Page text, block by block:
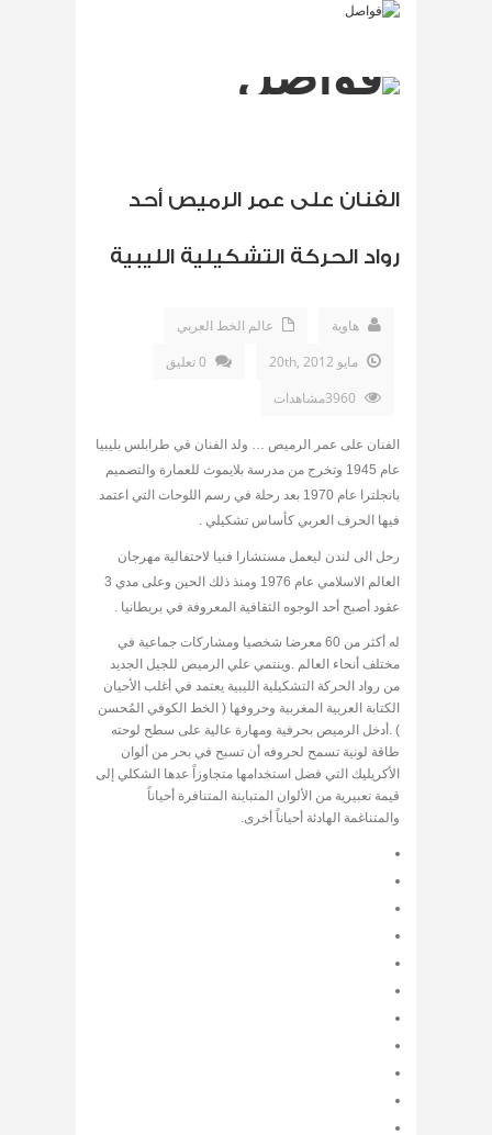
الفنان على عمر الرميص أحد
رواد الحركة التشكيلية الليبية
هاوية
عالم الخط العربي
مايو 20th, 2012
0 تعليق
الفنان على عمر الرميص … ولد الفنان في طرابلس بليبيا
عام 1945 وتخرج من مدرسة بلايموث للعمارة والتصميم
بانجلترا عام 1970 بعد رحلة في رسم اللوحات التي اعتمد
فيها الحرف العربي كأساس تشكيلي .
رحل الى لندن ليعمل مستشارا فنيا لاحتفالية مهرجان
العالم الاسلامي عام 1976 ومنذ ذلك الحين وعلى مدي 3
عقود أصبح أحد الوجوه الثقافية المعروفة في بريطانيا .
له أكثر من 60 معرضا شخصيا ومشاركات جماعية في
مختلف أنحاء العالم .وينتمي علي الرميص للجيل الجديد
من رواد الحركة التشكيلية الليبية يعتمد في أغلب الأحيان
الكتابة العربية المغربية وحروفها ( الخط الكوفي المُحسن
) .أدخل الرميص بحرفية ومهارة عالية على سطح لوحته
طاقة لونية تسمح لحروفه أن تسبح في بحر من ألوان
الأكريليك التي فضل استخدامها متجاوزاً عدها الشكلي إلى
قيمة تعبيرية من الألوان المتباينة المتنافرة أحياناً
والمتناغمة الهادئة أحياناً أخرى.